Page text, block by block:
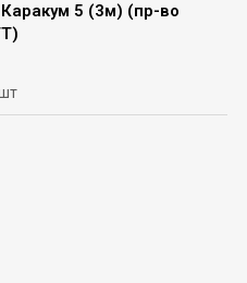
5 (3м) (пр-во